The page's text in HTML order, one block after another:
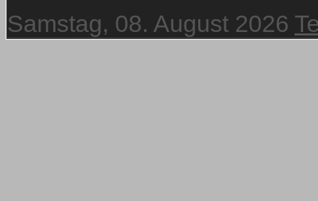
Samstag, 08. August 2026